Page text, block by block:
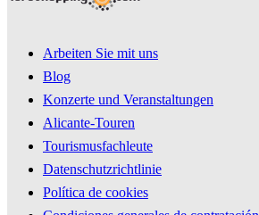
Arbeiten Sie mit uns
Blog
Konzerte und Veranstaltungen
Alicante-Touren
Tourismusfachleute
Datenschutzrichtlinie
Política de cookies